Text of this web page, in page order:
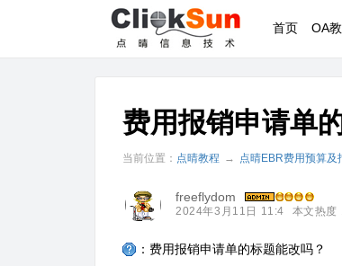
首页 OA
费用报销申请单
当前位置： 点晴教程 → 点晴EBR费用预算及
freeflydom
2024年3月11日 11:4 本文热度
：费用报销申请单的标题能改吗？